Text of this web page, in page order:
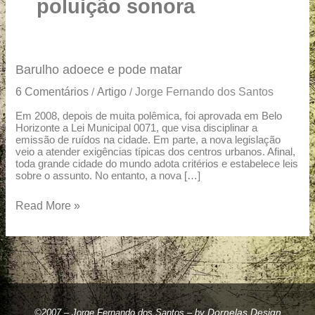
poluição sonora
Barulho adoece e pode matar
6 Comentários /Artigo /Jorge Fernando dos Santos
Em 2008, depois de muita polêmica, foi aprovada em Belo
Horizonte a Lei Municipal 0071, que visa disciplinar a
emissão de ruídos na cidade. Em parte, a nova legislação
veio a atender exigências típicas dos centros urbanos. Afinal,
toda grande cidade do mundo adota critérios e estabelece leis
sobre o assunto. No entanto, a nova […]
Barulho
e
pode
matar
Read More »
©2007 – Jorge Fernando dos Santos – byDornelas Design